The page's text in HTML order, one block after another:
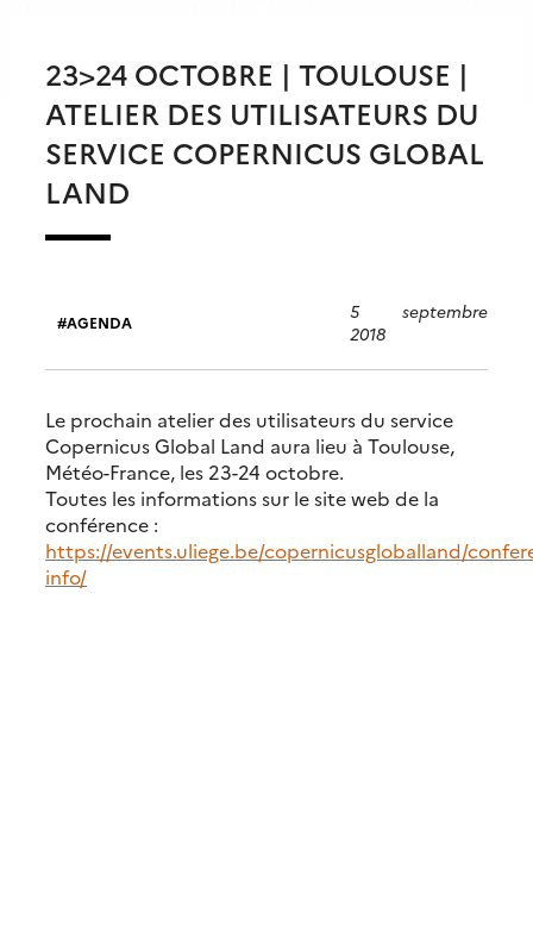
23>24 OCTOBRE | TOULOUSE |
ATELIER DES UTILISATEURS DU
SERVICE COPERNICUS GLOBAL
LAND
AGENDA
5 septembre
2018
Le prochain atelier des utilisateurs du service
Copernicus Global Land aura lieu à Toulouse,
Météo-France, les 23-24 octobre.
Toutes les informations sur le site web de la
conférence :
https://events.uliege.be/copernicusgloballand/
info/